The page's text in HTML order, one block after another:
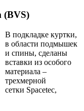
(BVS)
В подкладке куртки,
в области подмышек
и спины, сделаны
вставки из особого
материала –
трехмерной
сетки Spacetec,